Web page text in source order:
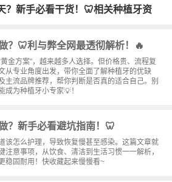
？新手必看干货！🦷相关种植牙资
？🦷利与弊全网最透彻解析！🔥
金方案”，越来越多人选择。但价格贵、流程复
从专业角度出发，带你全面了解种植牙的优缺
主流品牌推荐，帮你判断是否真的适合自己。别
成为种植牙小专家💡！
？新手必看避坑指南！🦷
该怎么护理，导致恢复慢甚至感染。这篇文章就
注意事项，从饮食、清洁到生活习惯一一解析，
稳固耐用！快收藏起来慢慢看~